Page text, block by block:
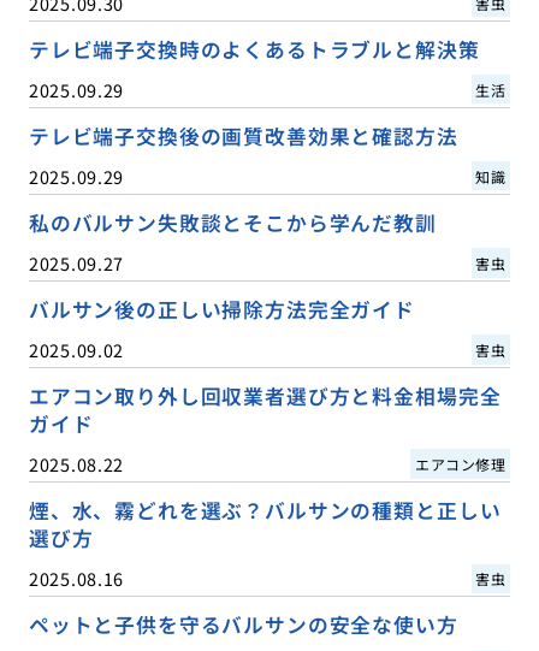
テレビ端子交換時のよくあるトラブルと解決策
2025.09.29 生活
テレビ端子交換後の画質改善効果と確認方法
2025.09.29 知識
私のバルサン失敗談とそこから学んだ教訓
2025.09.27 害虫
バルサン後の正しい掃除方法完全ガイド
2025.09.02 害虫
エアコン取り外し回収業者選び方と料金相場完全
ガイド
2025.08.22 エアコン修理
煙、水、霧どれを選ぶ？バルサンの種類と正しい
選び方
2025.08.16 害虫
ペットと子供を守るバルサンの安全な使い方